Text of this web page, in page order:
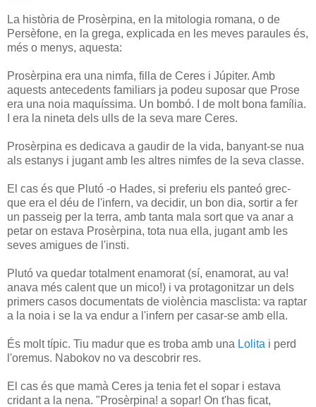
La història de Prosèrpina, en la mitologia romana, o de
Persèfone, en la grega, explicada en les meves paraules és,
més o menys, aquesta:
Prosèrpina era una nimfa, filla de Ceres i Júpiter. Amb
aquests antecedents familiars ja podeu suposar que Prose
era una noia maquíssima. Un bombó. I de molt bona família.
I era la nineta dels ulls de la seva mare Ceres.
Prosèrpina es dedicava a gaudir de la vida, banyant-se nua
als estanys i jugant amb les altres nimfes de la seva classe.
El cas és que Plutó -o Hades, si preferiu els panteó grec-
que era el déu de l'infern, va decidir, un bon dia, sortir a fer
un passeig per la terra, amb tanta mala sort que va anar a
petar on estava Prosèrpina, tota nua ella, jugant amb les
seves amigues de l'insti.
Plutó va quedar totalment enamorat (sí, enamorat, au va!
anava més calent que un mico!) i va protagonitzar un dels
primers casos documentats de violència masclista: va raptar
a la noia i se la va endur a l'infern per casar-se amb ella.
És molt típic. Tiu madur que es troba amb una Lolita i perd
l'oremus. Nabokov no va descobrir res.
El cas és que mamà Ceres ja tenia fet el sopar i estava
cridant a la nena. "Prosèrpina! a sopar! On t'has ficat,